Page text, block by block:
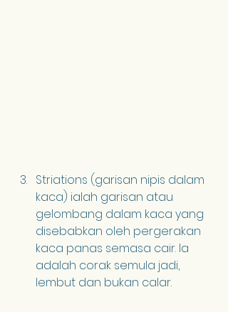
Striations (garisan nipis dalam
kaca) ialah garisan atau
gelombang dalam kaca yang
disebabkan oleh pergerakan
kaca panas semasa cair. Ia
adalah corak semula jadi,
lembut dan bukan calar.